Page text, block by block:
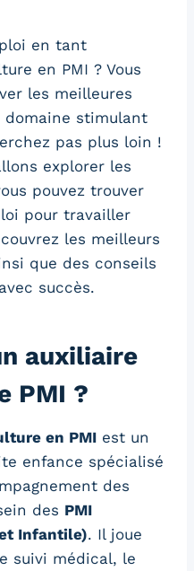
en tant
en PMI ? Vous
les meilleures
domaine stimulant
pas plus loin !
explorer les
pouvez trouver
pour travailler
les meilleurs
que des conseils
succès.
auxiliaire
PMI ?
en PMI est un
enfance spécialisé
des
des PMI
Infantile). Il joue
suivi médical, le